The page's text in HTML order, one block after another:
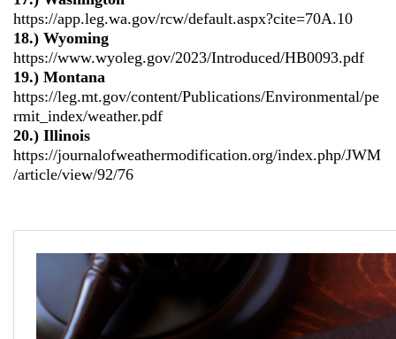
https://app.leg.wa.gov/rcw/default.aspx?cite=70A.10
18.) Wyoming
https://www.wyoleg.gov/2023/Introduced/HB0093.pdf
19.) Montana
https://leg.mt.gov/content/Publications/Environmental/pe
rmit_index/weather.pdf
20.) Illinois
https://journalofweathermodification.org/index.php/JWM
/article/view/92/76